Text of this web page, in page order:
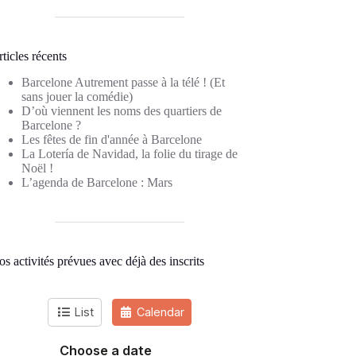
récents
Barcelone Autrement passe à la télé ! (Et
sans jouer la comédie)
D’où viennent les noms des quartiers de
Barcelone ?
Les fêtes de fin d'année à Barcelone
La Lotería de Navidad, la folie du tirage de
Noël !
L’agenda de Barcelone : Mars
activités prévues avec déjà des inscrits